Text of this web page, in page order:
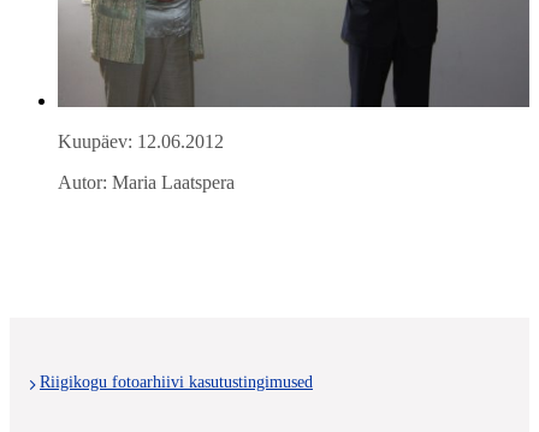
Kuupäev: 12.06.2012
Autor: Maria Laatspera
Riigikogu fotoarhiivi kasutustingimused